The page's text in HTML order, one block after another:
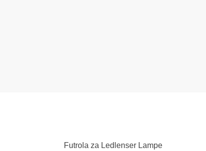
Futrola za Ledlenser Lampe